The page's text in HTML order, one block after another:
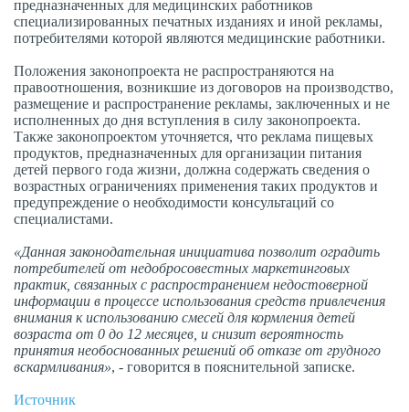
предназначенных для медицинских работников
специализированных печатных изданиях и иной рекламы,
потребителями которой являются медицинские работники.
Положения законопроекта не распространяются на
правоотношения, возникшие из договоров на производство,
размещение и распространение рекламы, заключенных и не
исполненных до дня вступления в силу законопроекта.
Также законопроектом уточняется, что реклама пищевых
продуктов, предназначенных для организации питания
детей первого года жизни, должна содержать сведения о
возрастных ограничениях применения таких продуктов и
предупреждение о необходимости консультаций со
специалистами.
«Данная законодательная инициатива позволит оградить
потребителей от недобросовестных маркетинговых
практик, связанных с распространением недостоверной
информации в процессе использования средств привлечения
внимания к использованию смесей для кормления детей
возраста от 0 до 12 месяцев, и снизит вероятность
принятия необоснованных решений об отказе от грудного
вскармливания», - говорится в пояснительной записке.
Источник